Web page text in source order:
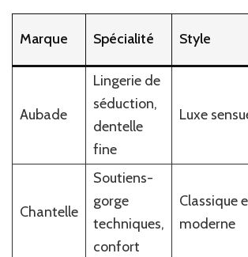
Marque Spécialité Style
Aubade
Lingerie de
séduction,
dentelle
fine
Luxe
Chantelle
Soutiens-
gorge
techniques,
confort
Classique
moderne